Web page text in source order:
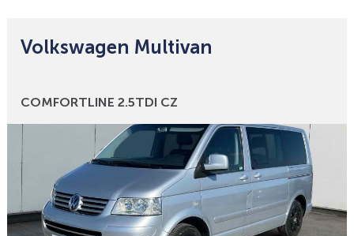
Volkswagen Multivan
Bonusy
COMFORTLINE 2.5TDI CZ